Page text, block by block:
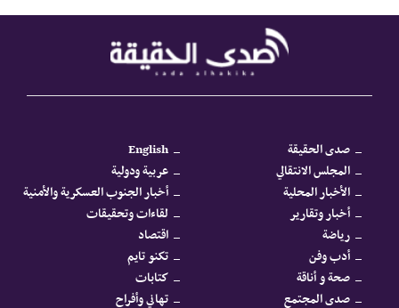
صدى الحقيقة
English
المجلس الانتقالي
عربية ودولية
الأخبار المحلية
أخبار الجنوب العسكرية والأمنية
أخبار وتقارير
لقاءات وتحقيقات
رياضة
اقتصاد
أدب وفن
تكنو تايم
صحة و أناقة
كتابات
صدى المجتمع
تهاني وأفراح